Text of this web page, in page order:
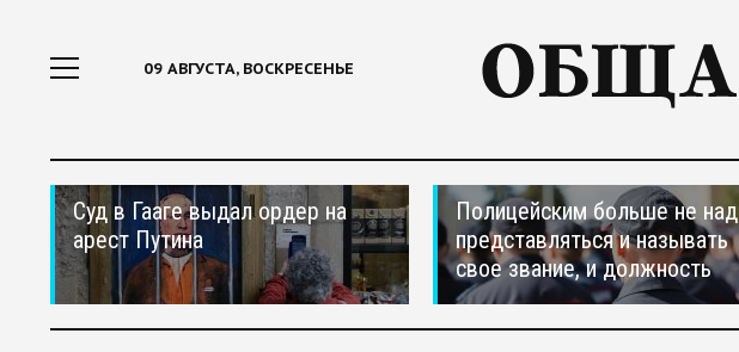
09 АВГУСТА, ВОСКРЕСЕНЬЕ
Суд в Гааге выдал ордер на
арест Путина
Полицейским больше не
представляться и называть
свое звание, и должность